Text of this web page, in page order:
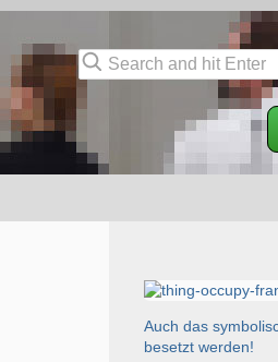
Auch das
besetzt werden!